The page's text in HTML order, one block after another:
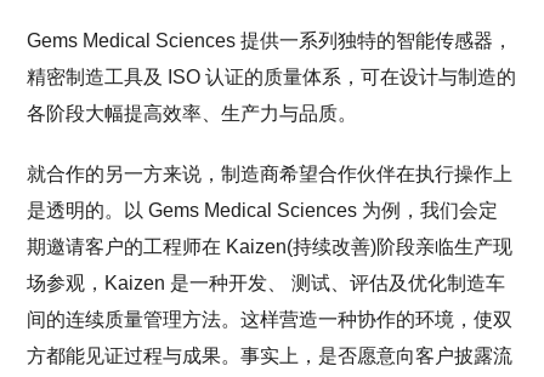
Gems Medical Sciences 提供一系列独特的智能传感器，
精密制造工具及 ISO 认证的质量体系，可在设计与制造的
各阶段大幅提高效率、生产力与品质。
就合作的另一方来说，制造商希望合作伙伴在执行操作上
是透明的。以 Gems Medical Sciences 为例，我们会定
期邀请客户的工程师在 Kaizen(持续改善)阶段亲临生产现
场参观，Kaizen 是一种开发、 测试、评估及优化制造车
间的连续质量管理方法。这样营造一种协作的环境，使双
方都能见证过程与成果。事实上，是否愿意向客户披露流